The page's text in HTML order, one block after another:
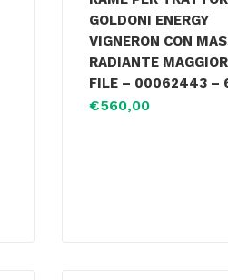
GOLDONI ENERGY
VIGNERON CON
RADIANTE
FILE – 00062443 –
€560,00